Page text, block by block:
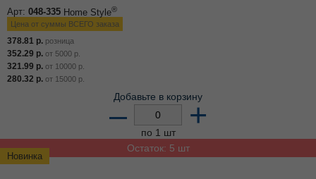
Новинка
Арт: 048-335 Home Style®
Цена от суммы ВСЕГО заказа
378.81 р. розница
352.29 р. от 5000 р.
321.99 р. от 10000 р.
280.32 р. от 15000 р.
Добавьте в корзину
– +
по 1 шт
Остаток: 5 шт